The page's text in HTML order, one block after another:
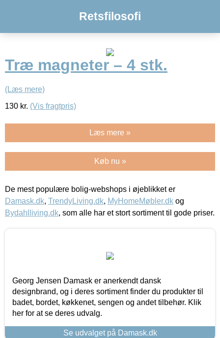
Retsfilosofi
Træ magneter – 4 stk.
(Læs mere)
130 kr. (Vis fragtpris)
Læs mere »
Køb nu »
De mest populære bolig-webshops i øjeblikket er
Damask.dk, TrendyLiving.dk, MyHomeMøbler.dk og
Bydahlliving.dk, som alle har et stort sortiment til gode priser.
Georg Jensen Damask er anerkendt dansk
designbrand, og i deres sortiment finder du produkter til
badet, bordet, køkkenet, sengen og andet tilbehør. Klik
her for at se deres udvalg.
Se udvalget på Damask.dk